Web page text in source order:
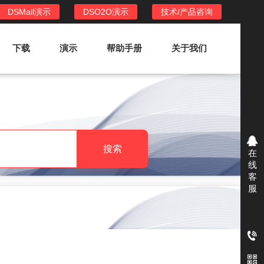
技术/产品咨询
DSO2O演示
DSMall演示
功能列表
提供新零售线上化经营管理工具，基于
LBS定位，只为让更多客户、多次到店
费
下载 演示 帮助手册 关于我们
搜索
在
线
客
服